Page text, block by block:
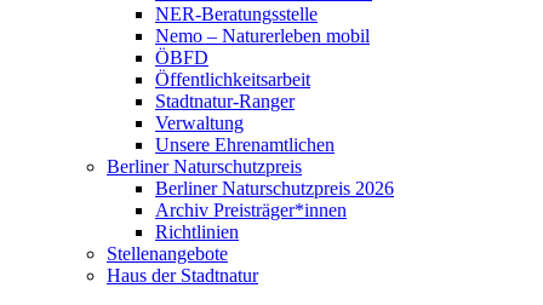
NER-Beratungsstelle
Nemo – Naturerleben mobil
ÖBFD
Öffentlichkeitsarbeit
Stadtnatur-Ranger
Verwaltung
Unsere Ehrenamtlichen
Berliner Naturschutzpreis
Berliner Naturschutzpreis 2026
Archiv Preisträger*innen
Richtlinien
Stellenangebote
Haus der Stadtnatur